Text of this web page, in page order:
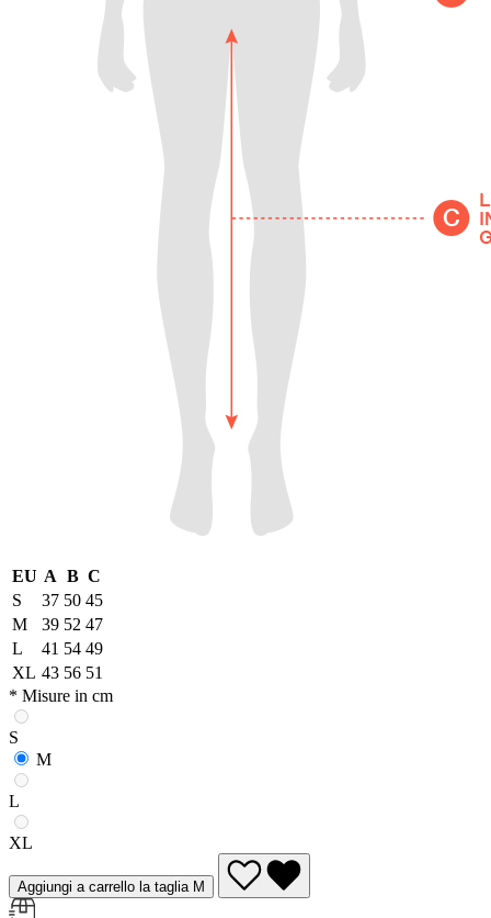
EU A B C
S
37 50 45
M
39 52 47
L
41 54 49
XL 43 56 51
* Misure in cm
S
M
L
XL
Aggiungi a carrello la taglia M